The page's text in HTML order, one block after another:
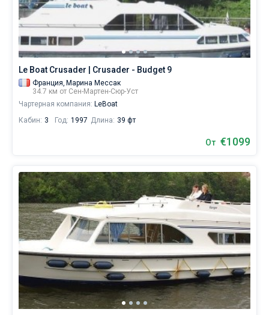
Le Boat Crusader | Crusader - Budget 9
Франция, Марина Мессак
34.7 км от Сен-Мартен-Сюр-Уст
Чартерная компания: LeBoat
Кабин: 3 Год: 1997 Длина: 39 фт
От €1099